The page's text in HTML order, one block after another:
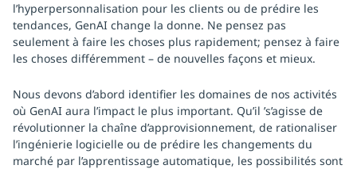
l’hyperpersonnalisation pour les clients ou de prédire les
tendances, GenAI change la donne. Ne pensez pas
seulement à faire les choses plus rapidement; pensez à faire
les choses différemment – de nouvelles façons et mieux.
Nous devons d’abord identifier les domaines de nos activités
où GenAI aura l’impact le plus important. Qu’il ’s’agisse de
révolutionner la chaîne d’approvisionnement, de rationaliser
l’ingénierie logicielle ou de prédire les changements du
marché par l’apprentissage automatique, les possibilités sont